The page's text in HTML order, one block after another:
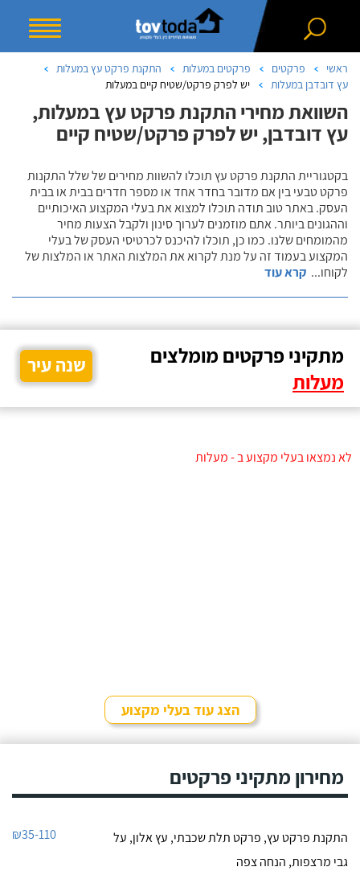
ראשי פרקטים פרקטים במעלות
התקנת פרקט עץ במעלות
עץ דובדבן במעלות
יש לפרק פרקט/שטיח קיים במעלות
השוואת מחירי התקנת פרקט עץ במעלות,
עץ דובדבן, יש לפרק פרקט/שטיח קיים
בקטגוריית התקנת פרקט עץ תוכלו להשוות מחירים של שלל התקנות
פרקט טבעי בין אם מדובר בחדר אחד או מספר חדרים בבית או בבית
העסק. באתר טוב תודה תוכלו למצוא את בעלי המקצוע האיכותיים
וההגונים ביותר. אתם מוזמנים לערוך סינון ולקבל הצעות מחיר
מהמומחים שלנו. כמו כן, תוכלו להיכנס לכרטיסי העסק של בעלי
המקצוע בעמוד זה על מנת לקרוא את המלצות האתר או המלצות של
לקוחו... קרא עוד
מתקיני פרקטים מומלצים
מעלות
שנה עיר
לא נמצאו בעלי מקצוע ב - מעלות
הצג עוד בעלי מקצוע
מחירון מתקיני פרקטים
התקנת פרקט עץ, פרקט תלת שכבתי, עץ אלון, על
גבי מרצפות, הנחה צפה
₪35-110